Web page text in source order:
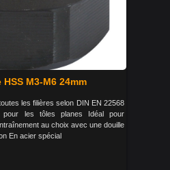
M3-M6 24mm
les filières selon DIN EN 22568
pour les tôles planes Idéal pour
au choix avec une douille
En acier spécial